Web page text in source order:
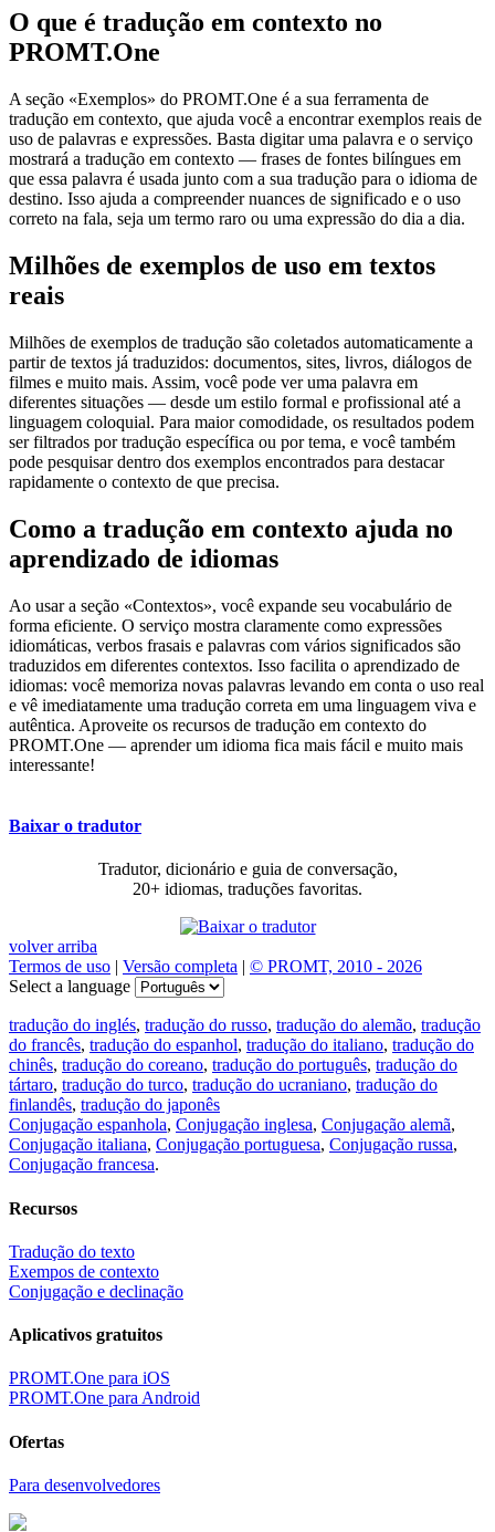
O que é tradução em contexto no
PROMT.One
A seção «Exemplos» do PROMT.One é a sua ferramenta de
tradução em contexto, que ajuda você a encontrar exemplos reais de
uso de palavras e expressões. Basta digitar uma palavra e o serviço
mostrará a tradução em contexto — frases de fontes bilíngues em
que essa palavra é usada junto com a sua tradução para o idioma de
destino. Isso ajuda a compreender nuances de significado e o uso
correto na fala, seja um termo raro ou uma expressão do dia a dia.
Milhões de exemplos de uso em textos
reais
Milhões de exemplos de tradução são coletados automaticamente a
partir de textos já traduzidos: documentos, sites, livros, diálogos de
filmes e muito mais. Assim, você pode ver uma palavra em
diferentes situações — desde um estilo formal e profissional até a
linguagem coloquial. Para maior comodidade, os resultados podem
ser filtrados por tradução específica ou por tema, e você também
pode pesquisar dentro dos exemplos encontrados para destacar
rapidamente o contexto de que precisa.
Como a tradução em contexto ajuda no
aprendizado de idiomas
Ao usar a seção «Contextos», você expande seu vocabulário de
forma eficiente. O serviço mostra claramente como expressões
idiomáticas, verbos frasais e palavras com vários significados são
traduzidos em diferentes contextos. Isso facilita o aprendizado de
idiomas: você memoriza novas palavras levando em conta o uso real
e vê imediatamente uma tradução correta em uma linguagem viva e
autêntica. Aproveite os recursos de tradução em contexto do
PROMT.One — aprender um idioma fica mais fácil e muito mais
interessante!
Baixar o tradutor
Tradutor, dicionário e guia de conversação,
20+ idiomas, traduções favoritas.
volver arriba
Termos de uso | Versão completa | © PROMT, 2010 - 2026
Select a language
tradução do inglés, tradução do russo, tradução do alemão, tradução
do francês, tradução do espanhol, tradução do italiano, tradução do
chinês, tradução do coreano, tradução do português, tradução do
tártaro, tradução do turco, tradução do ucraniano, tradução do
finlandês, tradução do japonês
Conjugação espanhola, Conjugação inglesa, Conjugação alemã,
Conjugação italiana, Conjugação portuguesa, Conjugação russa,
Conjugação francesa.
Recursos
Tradução do texto
Exempos de contexto
Conjugação e declinação
Aplicativos gratuitos
PROMT.One para iOS
PROMT.One para Android
Ofertas
Para desenvolvedores